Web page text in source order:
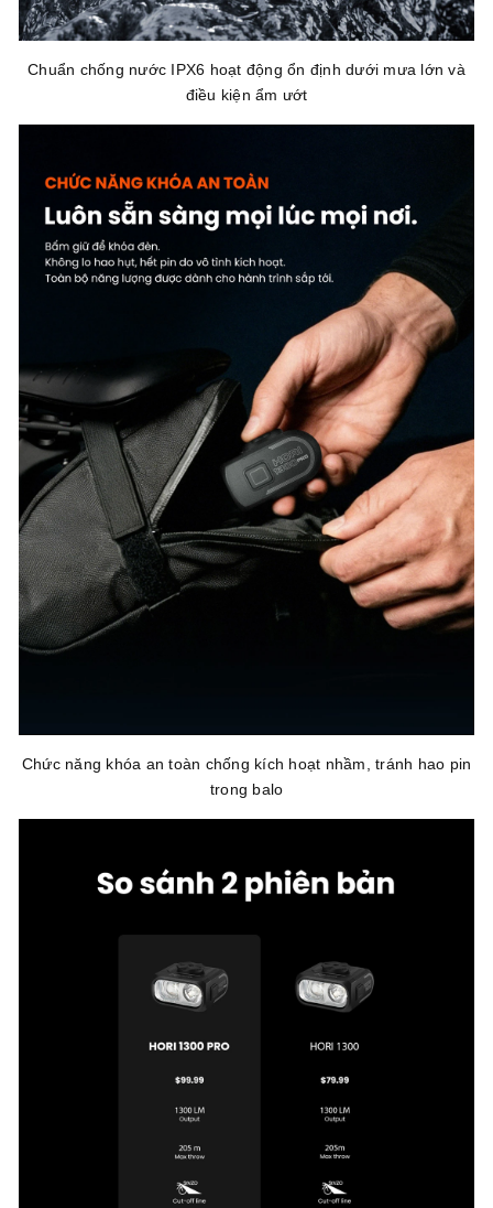
Chuẩn chống nước IPX6 hoạt động ổn định dưới mưa lớn và
điều kiện ẩm ướt
Chức năng khóa an toàn chống kích hoạt nhầm, tránh hao pin
trong balo